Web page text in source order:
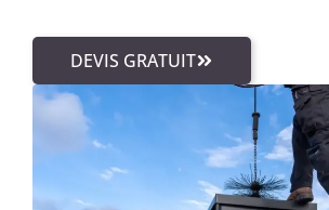
DEVIS GRATUIT